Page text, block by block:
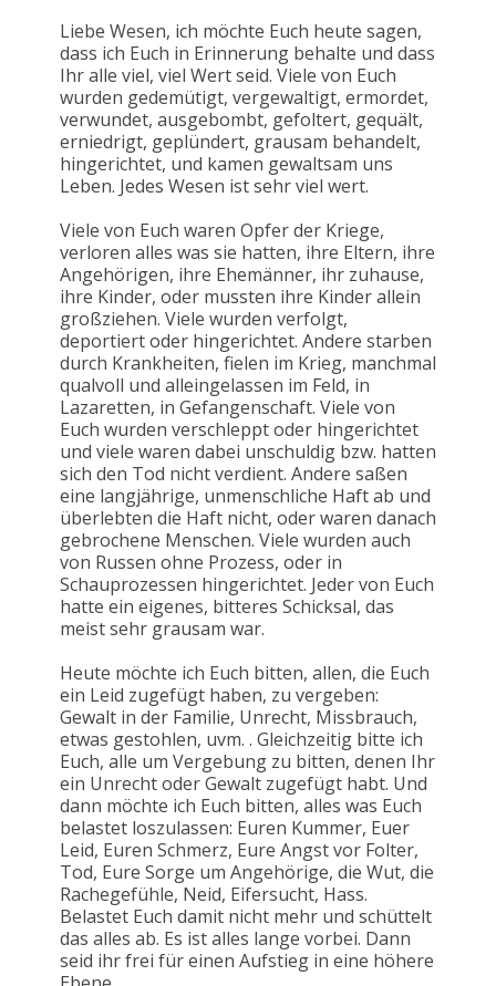
Liebe Wesen, ich möchte Euch heute sagen,
dass ich Euch in Erinnerung behalte und dass
Ihr alle viel, viel Wert seid. Viele von Euch
wurden gedemütigt, vergewaltigt, ermordet,
verwundet, ausgebombt, gefoltert, gequält,
erniedrigt, geplündert, grausam behandelt,
hingerichtet, und kamen gewaltsam uns
Leben. Jedes Wesen ist sehr viel wert.
Viele von Euch waren Opfer der Kriege,
verloren alles was sie hatten, ihre Eltern, ihre
Angehörigen, ihre Ehemänner, ihr zuhause,
ihre Kinder, oder mussten ihre Kinder allein
großziehen. Viele wurden verfolgt,
deportiert oder hingerichtet. Andere starben
durch Krankheiten, fielen im Krieg, manchmal
qualvoll und alleingelassen im Feld, in
Lazaretten, in Gefangenschaft. Viele von
Euch wurden verschleppt oder hingerichtet
und viele waren dabei unschuldig bzw. hatten
sich den Tod nicht verdient. Andere saßen
eine langjährige, unmenschliche Haft ab und
überlebten die Haft nicht, oder waren danach
gebrochene Menschen. Viele wurden auch
von Russen ohne Prozess, oder in
Schauprozessen hingerichtet. Jeder von Euch
hatte ein eigenes, bitteres Schicksal, das
meist sehr grausam war.
Heute möchte ich Euch bitten, allen, die Euch
ein Leid zugefügt haben, zu vergeben:
Gewalt in der Familie, Unrecht, Missbrauch,
etwas gestohlen, uvm. . Gleichzeitig bitte ich
Euch, alle um Vergebung zu bitten, denen Ihr
ein Unrecht oder Gewalt zugefügt habt. Und
dann möchte ich Euch bitten, alles was Euch
belastet loszulassen: Euren Kummer, Euer
Leid, Euren Schmerz, Eure Angst vor Folter,
Tod, Eure Sorge um Angehörige, die Wut, die
Rachegefühle, Neid, Eifersucht, Hass.
Belastet Euch damit nicht mehr und schüttelt
das alles ab. Es ist alles lange vorbei. Dann
seid ihr frei für einen Aufstieg in eine höhere